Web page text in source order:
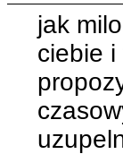
jak
ciebie